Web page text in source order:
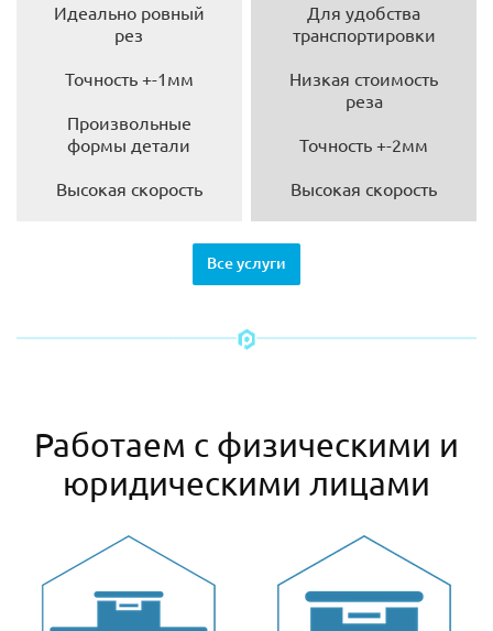
Идеально ровный
рез
Точность +-1мм
Произвольные
формы детали
Высокая скорость
Для удобства
транспортировки
Низкая стоимость
реза
Точность +-2мм
Высокая скорость
Все услуги
Работаем с физическими и
юридическими лицами